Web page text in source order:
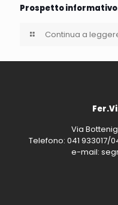
Prospetto
Continua a
Via
Telefono: 041 933017/
e-mail: